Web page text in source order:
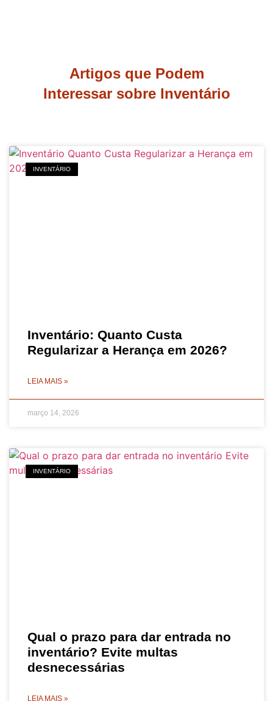
Artigos que Podem
Interessar sobre Inventário
INVENTÁRIO
Inventário: Quanto Custa
Regularizar a Herança em 2026?
LEIA MAIS »
março 14, 2026
INVENTÁRIO
Qual o prazo para dar entrada no
inventário? Evite multas
desnecessárias
LEIA MAIS »